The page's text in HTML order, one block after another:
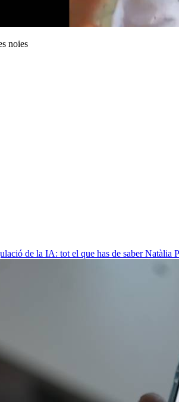
noies
de la IA: tot el que has de saberNatàlia